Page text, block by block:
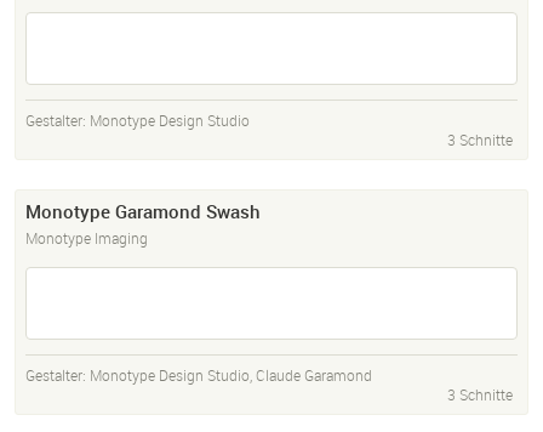
Gestalter: Monotype Design Studio
3 Schnitte
Monotype Garamond Swash
Monotype Imaging
Gestalter: Monotype Design Studio,Claude Garamond
3 Schnitte